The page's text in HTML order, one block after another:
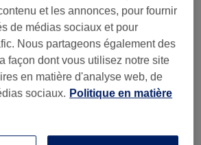
et les annonces, pour fournir
de médias sociaux et pour
Nous partageons également des
façon dont vous utilisez notre site
en matière d'analyse web, de
sociaux. Politique en matière